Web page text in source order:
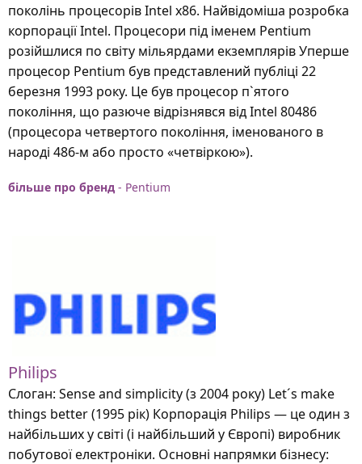
поколінь процесорів Intel х86. Найвідоміша розробка
корпорації Intel. Процесори під іменем Pentium
розійшлися по світу мільярдами екземплярів Уперше
процесор Pentium був представлений публіці 22
березня 1993 року. Це був процесор п`ятого
покоління, що разюче відрізнявся від Intel 80486
(процесора четвертого покоління, іменованого в
народі 486-м або просто «четвіркою»).
більше про бренд - Pentium
Philips
Слоган: Sense and simplicity (з 2004 року) Let´s make
things better (1995 рік) Корпорація Philips — це один з
найбільших у світі (і найбільший у Європі) виробник
побутової електроніки. Основні напрямки бізнесу: